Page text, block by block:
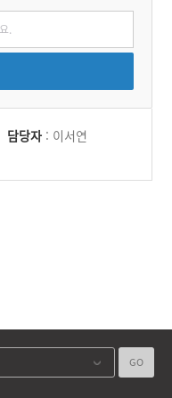
담당자 : 이서연
GO